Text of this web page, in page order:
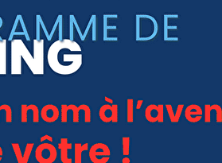
colonnes affichées